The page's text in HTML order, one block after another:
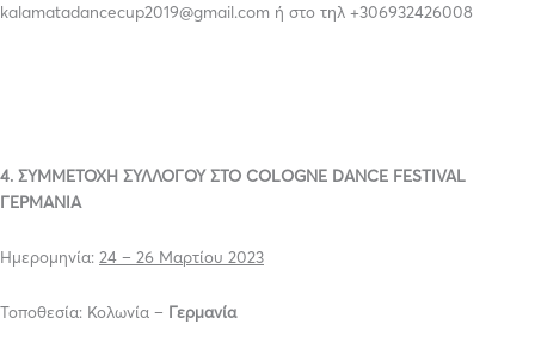
kalamatadancecup2019@gmail.com ή στο τηλ +306932426008
4. ΣΥΜΜΕΤΟΧΗ ΣΥΛΛΟΓΟΥ ΣΤΟ COLOGNE DANCE FESTIVAL
ΓΕΡΜΑΝΙΑ
Ημερομηνία: 24 – 26 Μαρτίου 2023
Τοποθεσία: Κολωνία – Γερμανία